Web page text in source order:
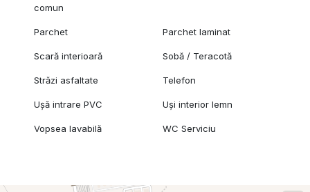
comun
Parchet Parchet laminat
Scară interioară Sobă / Teracotă
Străzi asfaltate Telefon
Ușă intrare PVC Uși interior lemn
Vopsea lavabilă WC Serviciu